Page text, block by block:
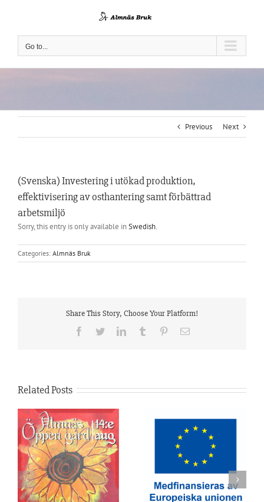
Go to...
Previous Next
(Svenska) Investering i utökad produktion,
effektivisering av osthantering samt förbättrad
arbetsmiljö
Sorry, this entry is only available inSwedish.
Categories: Almnäs Bruk
Share This Story, Choose Your Platform!
Facebook
TwitterLinkedInTumblr PinterestEmail
Related Posts
(Svenska)
Investeringsstöd
(Svenska) Öppen gård
14 Augusti 2025